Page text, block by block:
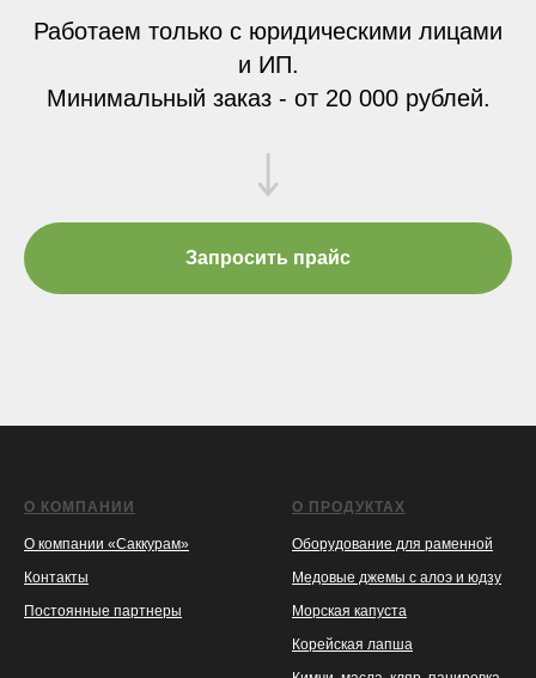
Работаем только с юридическими лицами
и ИП.
Минимальный заказ - от 20 000 рублей.
Запросить прайс
О КОМПАНИИ
О компании «Саккурам»
Контакты
Постоянные партнеры
О ПРОДУКТАХ
Оборудование для раменной
Медовые джемы с алоэ и юдзу
Морская капуста
Корейская лапша